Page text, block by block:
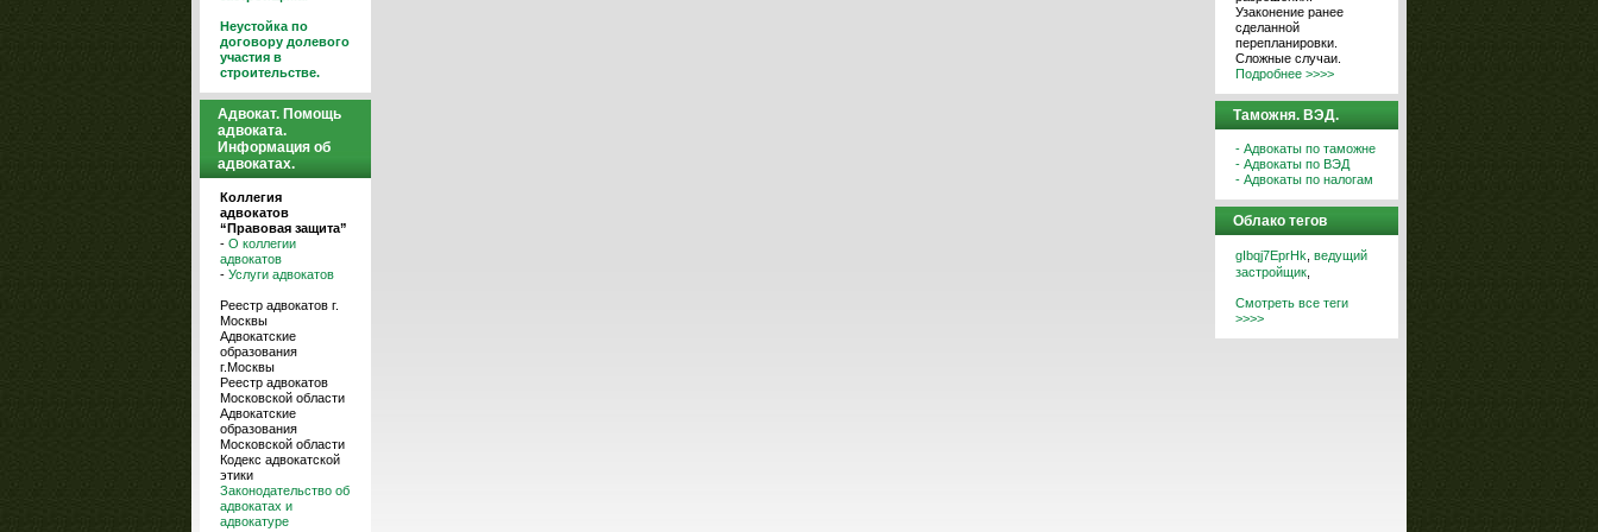
Неустойка по
договору долевого
участия в
строительстве.
Адвокат. Помощь
адвоката.
Информация об
адвокатах.
Коллегия
адвокатов
“Правовая защита”
- О коллегии
адвокатов
- Услуги адвокатов
Реестр адвокатов г.
Москвы
Адвокатские
образования
г.Москвы
Реестр адвокатов
Московской области
Адвокатские
образования
Московской области
Кодекс адвокатской
этики
Законодательство об
адвокатах и
адвокатуре
Узаконение ранее
сделанной
перепланировки.
Сложные случаи.
Подробнее >>>>
Таможня. ВЭД.
- Адвокаты по таможне
- Адвокаты по ВЭД
- Адвокаты по налогам
Облако тегов
gIbqj7EprHk ведущий
застройщик
Смотреть все теги
>>>>